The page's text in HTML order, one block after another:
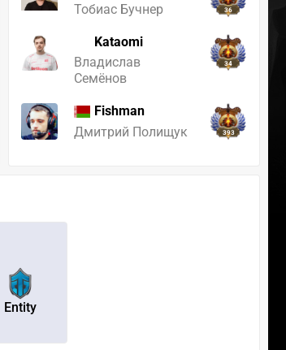
Тобиас Бучнер
36
Kataomi
Владислав
Семёнов
34
Fishman
Дмитрий Полищук
393
Entity